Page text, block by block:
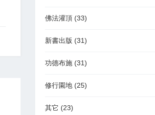
佛法灌頂 (33)
新書出版 (31)
功德布施 (31)
修行園地 (25)
其它 (23)